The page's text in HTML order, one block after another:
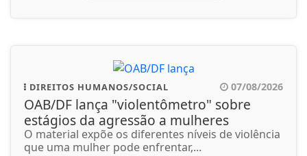
DIREITOS HUMANOS/SOCIAL 07/08/2026
OAB/DF lança "violentômetro" sobre
estágios da agressão a mulheres
O material expõe os diferentes níveis de violência
que uma mulher pode enfrentar,...